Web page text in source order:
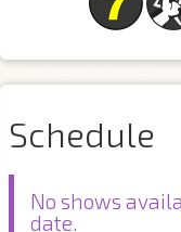
Schedule
No shows
date.